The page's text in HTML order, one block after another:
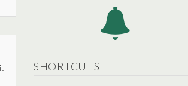
SHORTCUTS